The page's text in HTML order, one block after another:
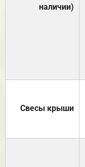
наличии)
Свесы крыши